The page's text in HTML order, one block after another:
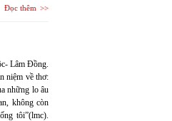
Đọc thêm
Lâm Đồng.
niệm về thơ:
những lo âu
không còn
tôi”(lmc).